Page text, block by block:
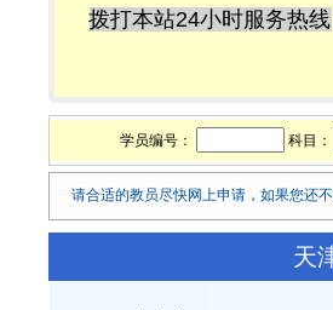
拨打本站24小时服务热线
学员编号： 科目：
请合适的教员尽快网上申请，如果您还
天